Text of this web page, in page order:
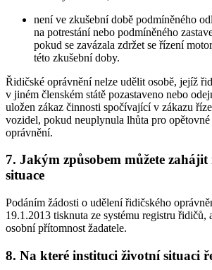
není ve zkušební době podmíněného
na potrestání nebo podmíněného
pokud se zavázala zdržet se řízení
této zkušební doby.
Řidičské oprávnění nelze udělit osobě, jejíž
v jiném členském státě pozastaveno nebo
uložen zákaz činnosti spočívající v zákazu
vozidel, pokud neuplynula lhůta pro
oprávnění.
7. Jakým způsobem můžete
situace
Podáním žádosti o udělení řidičského
19.1.2013 tisknuta ze systému registru řidičů,
osobní přítomnost žadatele.
8. Na které instituci životní situaci